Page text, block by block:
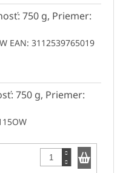
750 g, Priemer:
EAN: 3112539765019
750 g, Priemer:
Do